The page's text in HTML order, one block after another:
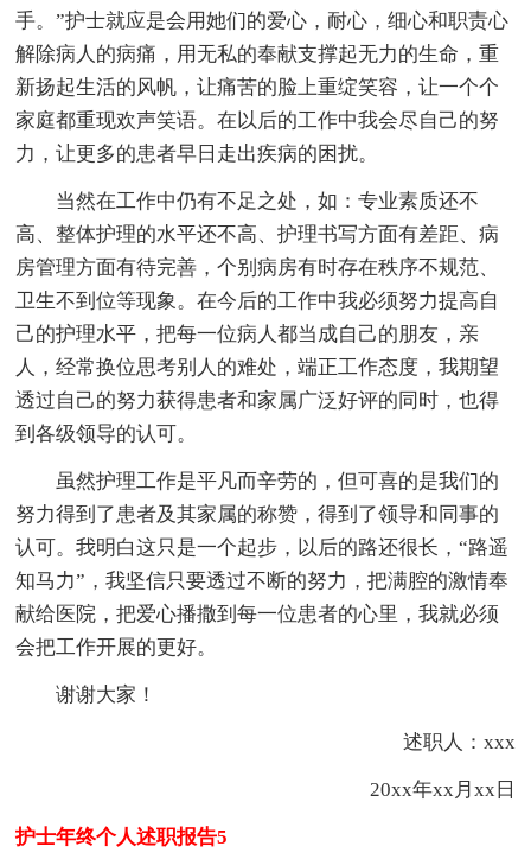
手。”护士就应是会用她们的爱心，耐心，细心和职责心
解除病人的病痛，用无私的奉献支撑起无力的生命，重
新扬起生活的风帆，让痛苦的脸上重绽笑容，让一个个
家庭都重现欢声笑语。在以后的工作中我会尽自己的努
力，让更多的患者早日走出疾病的困扰。
当然在工作中仍有不足之处，如：专业素质还不
高、整体护理的水平还不高、护理书写方面有差距、病
房管理方面有待完善，个别病房有时存在秩序不规范、
卫生不到位等现象。在今后的工作中我必须努力提高自
己的护理水平，把每一位病人都当成自己的朋友，亲
人，经常换位思考别人的难处，端正工作态度，我期望
透过自己的努力获得患者和家属广泛好评的同时，也得
到各级领导的认可。
虽然护理工作是平凡而辛劳的，但可喜的是我们的
努力得到了患者及其家属的称赞，得到了领导和同事的
认可。我明白这只是一个起步，以后的路还很长，“路遥
知马力”，我坚信只要透过不断的努力，把满腔的激情奉
献给医院，把爱心播撒到每一位患者的心里，我就必须
会把工作开展的更好。
谢谢大家！
述职人：xxx
20xx年xx月xx日
护士年终个人述职报告5